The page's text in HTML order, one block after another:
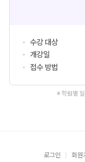
수강 대상
개강일
접수 방법
※ 학원별
로그인 회원